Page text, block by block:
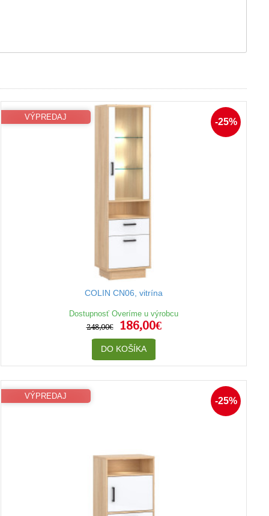
-25%
VÝPREDAJ
COLIN CN06, vitrína
Dostupnosť Overíme u výrobcu
248,00€
186,00€
DO KOŠÍKA
-25%
VÝPREDAJ